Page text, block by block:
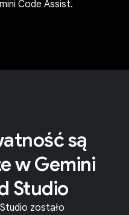
Code Assist.
są
w Gemini
Studio
zostało